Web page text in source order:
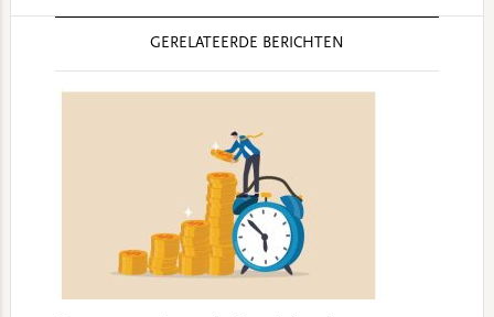
GERELATEERDE BERICHTEN